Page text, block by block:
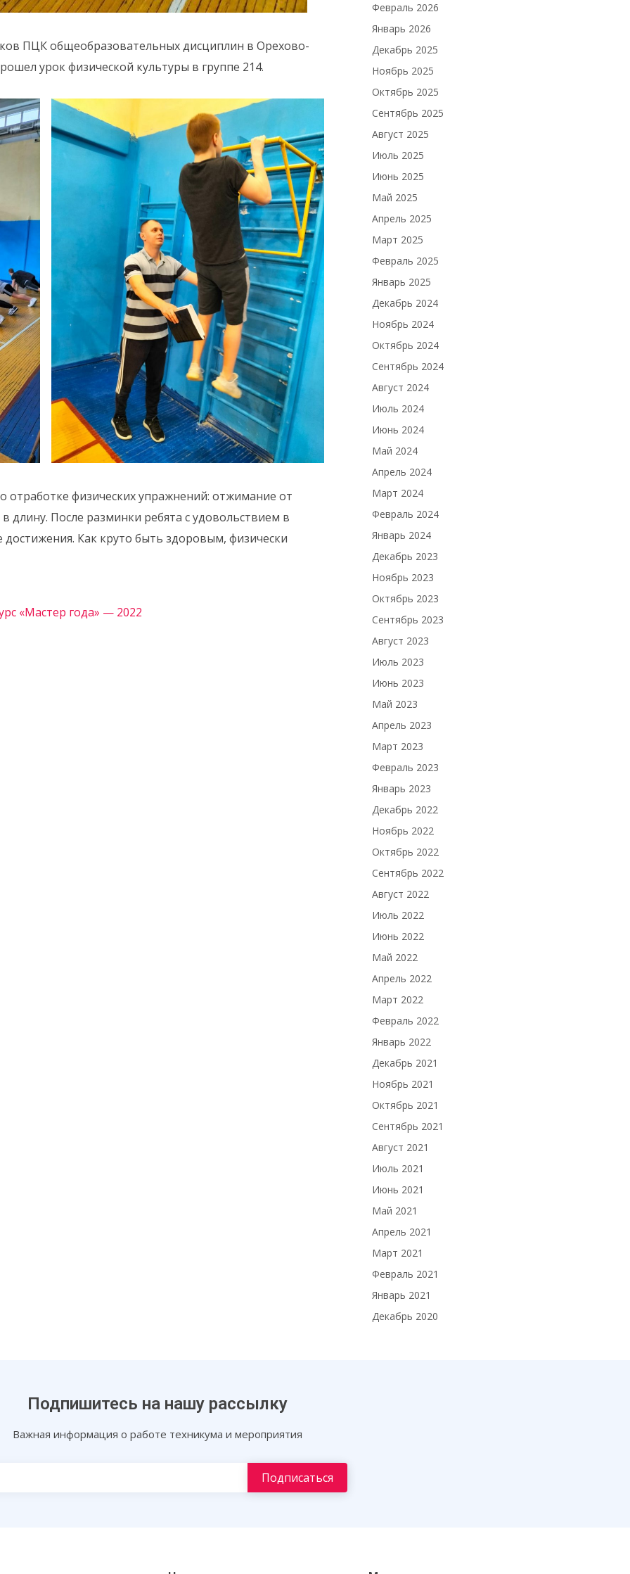
ПЦК общеобразовательных дисциплин в Орехово-
урок физической культуры в группе 214.
физических упражнений: отжимание от
длину. После разминки ребята с удовольствием в
Как круто быть здоровым, физически
«Мастер года» — 2022
Февраль 2026
Январь 2026
Декабрь 2025
Ноябрь 2025
Октябрь 2025
Сентябрь 2025
Август 2025
Июль 2025
Июнь 2025
Май 2025
Апрель 2025
Март 2025
Февраль 2025
Январь 2025
Декабрь 2024
Ноябрь 2024
Октябрь 2024
Сентябрь 2024
Август 2024
Июль 2024
Июнь 2024
Май 2024
Апрель 2024
Март 2024
Февраль 2024
Январь 2024
Декабрь 2023
Ноябрь 2023
Октябрь 2023
Сентябрь 2023
Август 2023
Июль 2023
Июнь 2023
Май 2023
Апрель 2023
Март 2023
Февраль 2023
Январь 2023
Декабрь 2022
Ноябрь 2022
Октябрь 2022
Сентябрь 2022
Август 2022
Июль 2022
Июнь 2022
Май 2022
Апрель 2022
Март 2022
Февраль 2022
Январь 2022
Декабрь 2021
Ноябрь 2021
Октябрь 2021
Сентябрь 2021
Август 2021
Июль 2021
Июнь 2021
Май 2021
Апрель 2021
Март 2021
Февраль 2021
Январь 2021
Декабрь 2020
Подпишитесь на нашу рассылку
Важная информация о работе техникума и мероприятия